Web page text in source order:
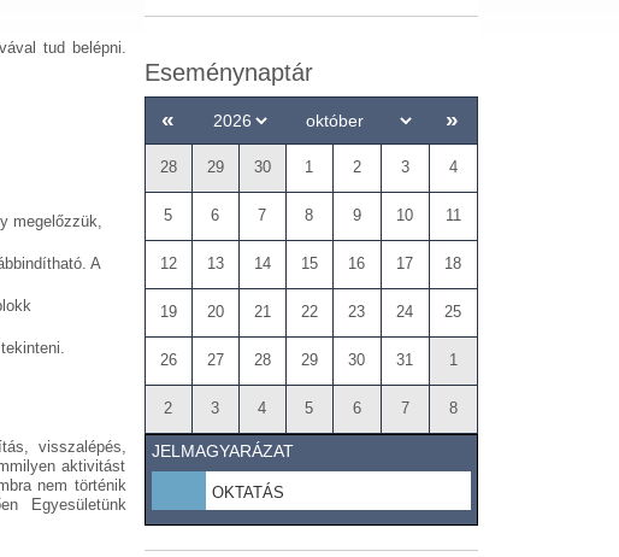
tud belépni.
megelőzzük,
A
visszalépés,
aktivitást
nem történik
Egyesületünk
Eseménynaptár
« »
28 29 30 1 2 3 4
5 6 7 8 9 10 11
12 13 14 15 16 17 18
19 20 21 22 23 24 25
26 27 28 29 30 31 1
2 3 4 5 6 7 8
JELMAGYARÁZAT
OKTATÁS